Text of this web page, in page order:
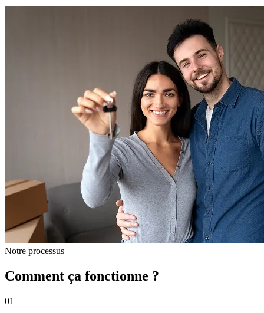
Notre processus
Comment ça fonctionne ?
01